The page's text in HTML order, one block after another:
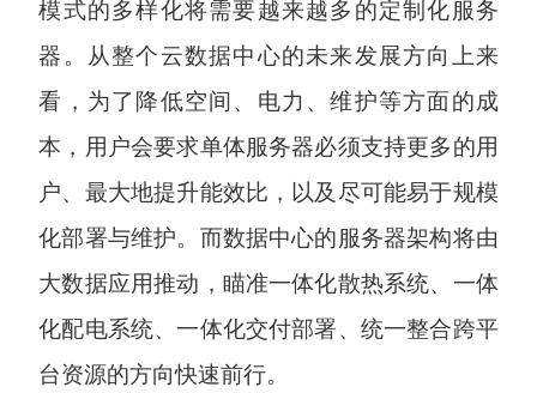
模式的多样化将需要越来越多的定制化服务
器。从整个云数据中心的未来发展方向上来
看，为了降低空间、电力、维护等方面的成
本，用户会要求单体服务器必须支持更多的用
户、最大地提升能效比，以及尽可能易于规模
化部署与维护。而数据中心的服务器架构将由
大数据应用推动，瞄准一体化散热系统、一体
化配电系统、一体化交付部署、统一整合跨平
台资源的方向快速前行。